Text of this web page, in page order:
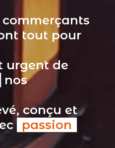
tout pour
urgent de
nos
conçu et
passion